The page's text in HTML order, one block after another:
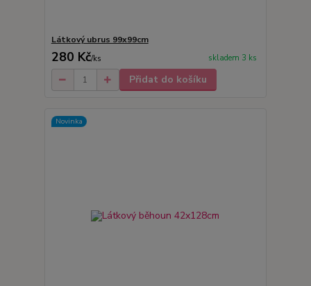
Látkový ubrus 99x99cm
280 Kč/ks skladem 3 ks
Přidat do košíku
Novinka